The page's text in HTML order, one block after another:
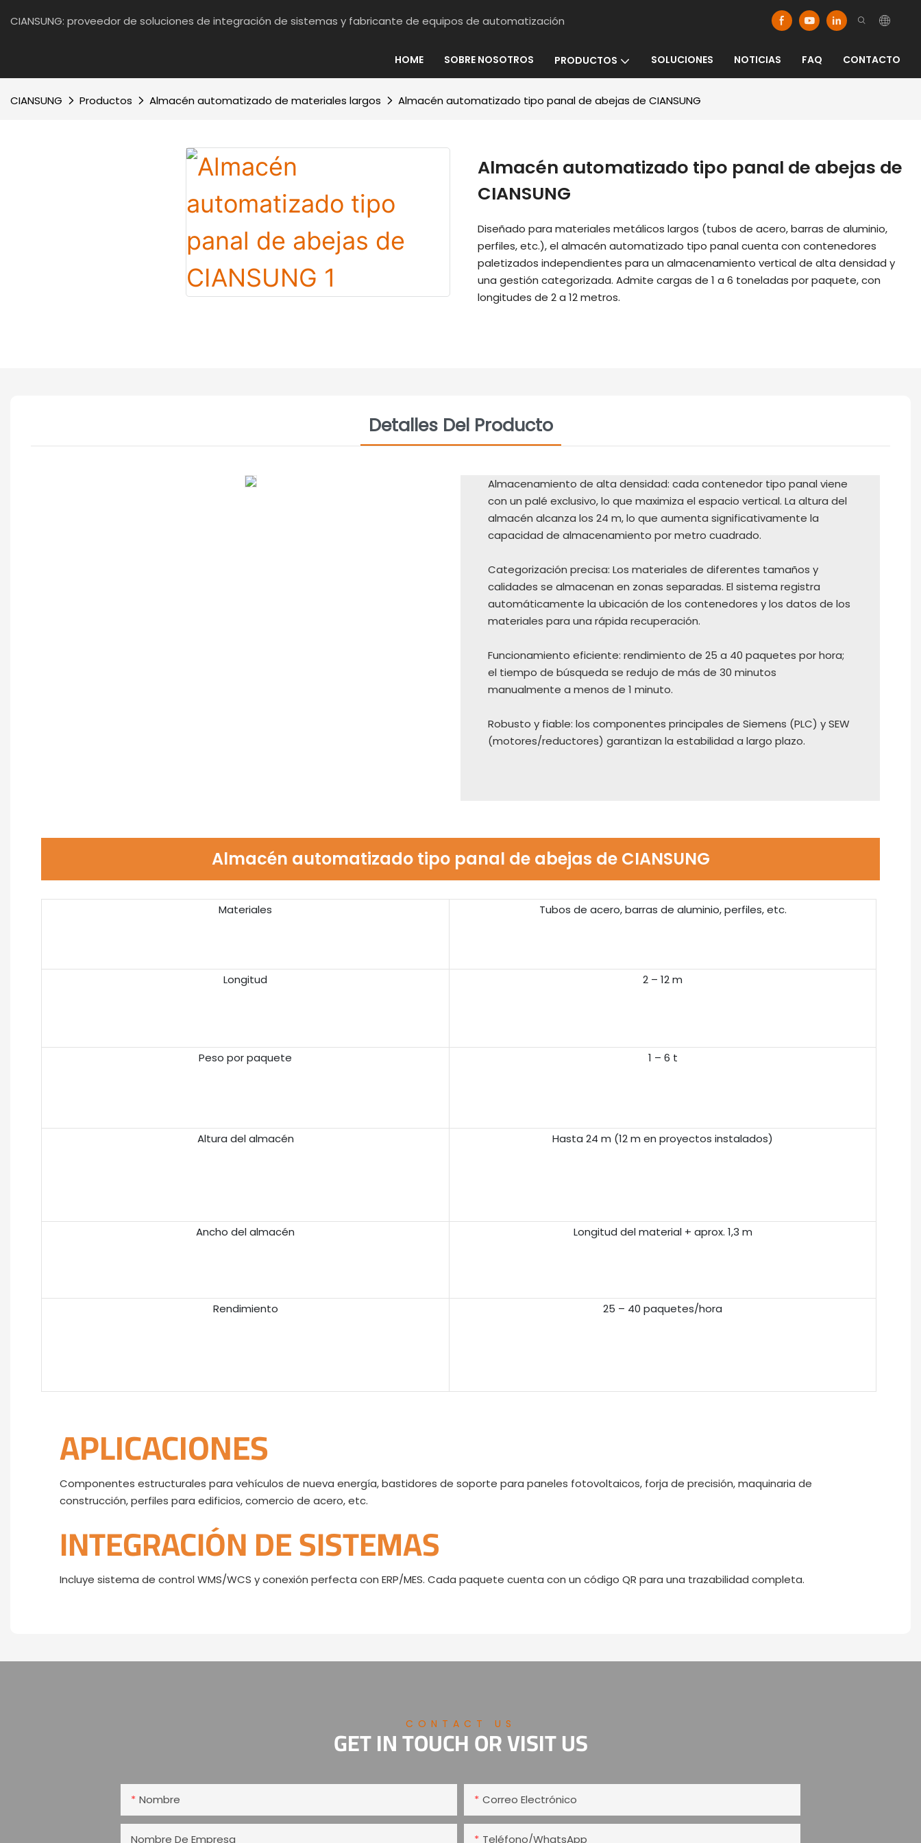
CIANSUNG: proveedor de soluciones de integración de sistemas y fabricante de equipos de automatización
HOME SOBRE NOSOTROS PRODUCTOS SOLUCIONES NOTICIAS FAQ CONTACTO
CIANSUNG Productos Almacén automatizado de materiales largos Almacén automatizado tipo panal de abejas de CIANSUNG
Almacén automatizado tipo panal de abejas de
CIANSUNG
Diseñado para materiales metálicos largos (tubos de acero, barras de aluminio,
perfiles, etc.), el almacén automatizado tipo panal cuenta con contenedores
paletizados independientes para un almacenamiento vertical de alta densidad y
una gestión categorizada. Admite cargas de 1 a 6 toneladas por paquete, con
longitudes de 2 a 12 metros.
Detalles Del Producto
Almacenamiento de alta densidad: cada contenedor tipo panal viene
con un palé exclusivo, lo que maximiza el espacio vertical. La altura del
almacén alcanza los 24 m, lo que aumenta significativamente la
capacidad de almacenamiento por metro cuadrado.
Categorización precisa: Los materiales de diferentes tamaños y
calidades se almacenan en zonas separadas. El sistema registra
automáticamente la ubicación de los contenedores y los datos de los
materiales para una rápida recuperación.
Funcionamiento eficiente: rendimiento de 25 a 40 paquetes por hora;
el tiempo de búsqueda se redujo de más de 30 minutos
manualmente a menos de 1 minuto.
Robusto y fiable: los componentes principales de Siemens (PLC) y SEW
(motores/reductores) garantizan la estabilidad a largo plazo.
Almacén automatizado tipo panal de abejas de CIANSUNG
Materiales Tubos de acero, barras de aluminio, perfiles, etc.
Longitud 2 – 12 m
Peso por paquete 1 – 6 t
Altura del almacén Hasta 24 m (12 m en proyectos instalados)
Ancho del almacén Longitud del material + aprox. 1,3 m
Rendimiento 25 – 40 paquetes/hora
APLICACIONES
Componentes estructurales para vehículos de nueva energía, bastidores de soporte para paneles fotovoltaicos, forja de precisión, maquinaria de
construcción, perfiles para edificios, comercio de acero, etc.
INTEGRACIÓN DE SISTEMAS
Incluye sistema de control WMS/WCS y conexión perfecta con ERP/MES. Cada paquete cuenta con un código QR para una trazabilidad completa.
CONTACT US
GET IN TOUCH OR VISIT US
Nombre Correo Electrónico
Nombre De Empresa Teléfono/WhatsApp